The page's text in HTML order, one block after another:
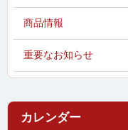
商品情報
重要なお知らせ